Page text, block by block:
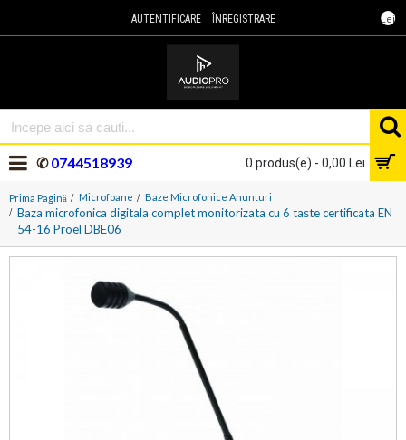
Lei
AUTENTIFICARE ÎNREGISTRARE
0 produs(e) - 0,00 Lei
✆0744518939
Prima Pagină Microfoane Baze Microfonice Anunturi
Baza microfonica digitala complet monitorizata cu 6 taste certificata EN
54-16 Proel DBE06